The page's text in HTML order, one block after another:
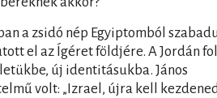
a zsidó nép Egyiptomból
el az Ígéret földjére. A Jordán
új identitásukba. János
volt: „Izrael, újra kell